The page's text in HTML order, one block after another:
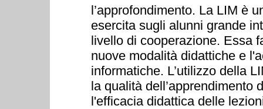
l’approfondimento. La LIM è
esercita sugli alunni grande
livello di cooperazione. Essa
nuove modalità didattiche e
informatiche. L’utilizzo della
la qualità dell’apprendimento
l'efficacia didattica delle